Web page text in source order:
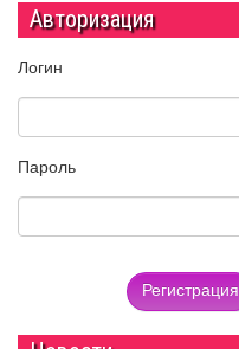
Авторизация
Логин
Пароль
Регистрация